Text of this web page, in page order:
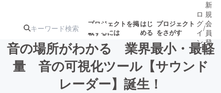
プロジェクトを掲
載するには
はじ
める
プロジェクト
をさがす
注目のリ 注目の新着プロ
募集終了が近いプ
ロ
グ
イ
ン
/
新
規
会
員
登
録
音の場所がわかる 業界最小・最軽
量 音の可視化ツール【サウンド
レーダー】誕生！